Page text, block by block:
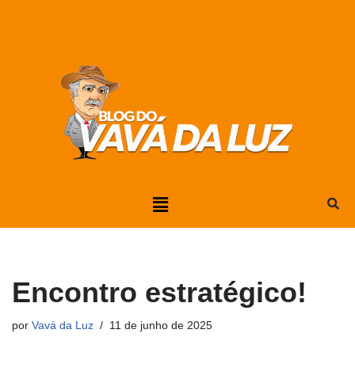
Encontro estratégico!
por Vavá da Luz 11 de junho de 2025